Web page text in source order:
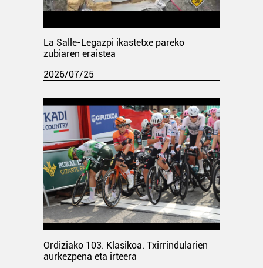
La Salle-Legazpi ikastetxe pareko
zubiaren eraistea
2026/07/25
Ordiziako 103. Klasikoa. Txirrindularien
aurkezpena eta irteera